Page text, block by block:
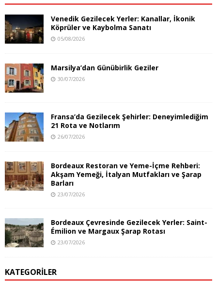
Venedik Gezilecek Yerler: Kanallar, İkonik
Köprüler ve Kaybolma Sanatı
05/08/2026
Marsilya’dan Günübirlik Geziler
30/07/2026
Fransa’da Gezilecek Şehirler: Deneyimlediğim
21 Rota ve Notlarım
26/07/2026
Bordeaux Restoran ve Yeme-İçme Rehberi:
Akşam Yemeği, İtalyan Mutfakları ve Şarap
Barları
23/07/2026
Bordeaux Çevresinde Gezilecek Yerler: Saint-
Émilion ve Margaux Şarap Rotası
23/07/2026
KATEGORILER